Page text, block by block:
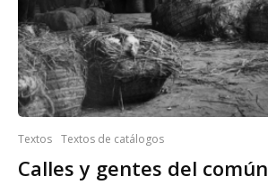
Textos Textos de catálogos
Calles y gentes del común